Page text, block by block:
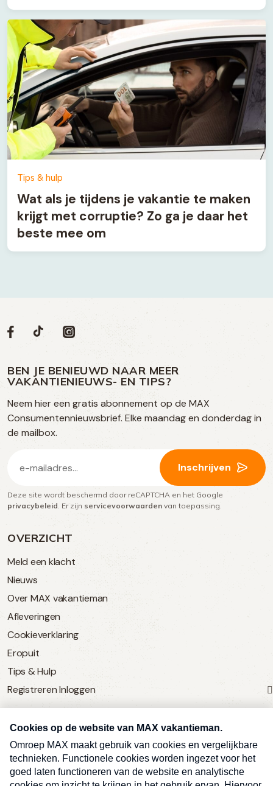
Tips & hulp
Wat als je tijdens je vakantie te maken
krijgt met corruptie? Zo ga je daar het
beste mee om
OVERZICHT
Meld een klacht
Nieuws
Over MAX vakantieman
Afleveringen
Cookieverklaring
Eropuit
Tips & Hulp
Registreren Inloggen
SERVICE
Over Omroep MAX
MAX Vandaag
Volg
op
social
media
Social
Volg
op
Facebook
Volg
op
TikTok
Volg
op
Instagram
BEN JE BENIEUWD NAAR MEER
VAKANTIENIEUWS- EN TIPS?
Neem hier een gratis abonnement op de MAX
Consumentennieuwsbrief. Elke maandag en donderdag in
de mailbox.
mailadres
(Vereist)
Inschrijven
Deze site wordt beschermd door reCAPTCHA en het Google
privacybeleid . Er zijn servicevoorwaarden van toepassing.